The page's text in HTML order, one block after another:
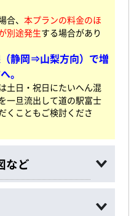
、 本プランの料金のほ
別途発生する場合があり
静岡⇒山梨方向）で増
。
土日・祝日にたいへん混
一旦流出して道の駅富士
くこともご検討くださ
など